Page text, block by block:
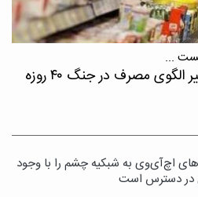
...
مصرف در جنگ ۴۰ روزه
اچ‌آی‌وی به شبکیه چشم را با وجود
در دسترس است